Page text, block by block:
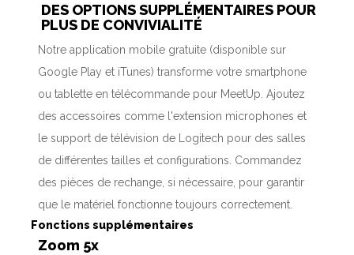
DES OPTIONS SUPPLÉMENTAIRES POUR
PLUS DE CONVIVIALITÉ
Notre application mobile gratuite (disponible sur
Google Play et iTunes) transforme votre smartphone
ou tablette en télécommande pour MeetUp. Ajoutez
des accessoires comme l'extension microphones et
le support de télévision de Logitech pour des salles
de différentes tailles et configurations. Commandez
des pièces de rechange, si nécessaire, pour garantir
que le matériel fonctionne toujours correctement.
Fonctions supplémentaires
Zoom 5x